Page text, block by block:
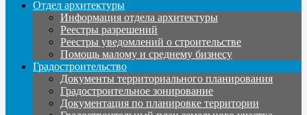
Отдел архитектуры
Информация отдела архитектуры
Реестры разрешений
Реестры уведомлений о строительстве
Помощь малому и среднему бизнесу
Градостроительство
Документы территориального планирования
Градостроительное зонирование
Документация по планировке территории